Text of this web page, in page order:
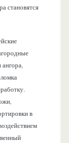
становятся
в